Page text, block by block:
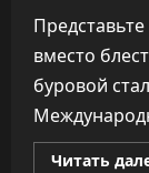
вместо
буровой
Читать